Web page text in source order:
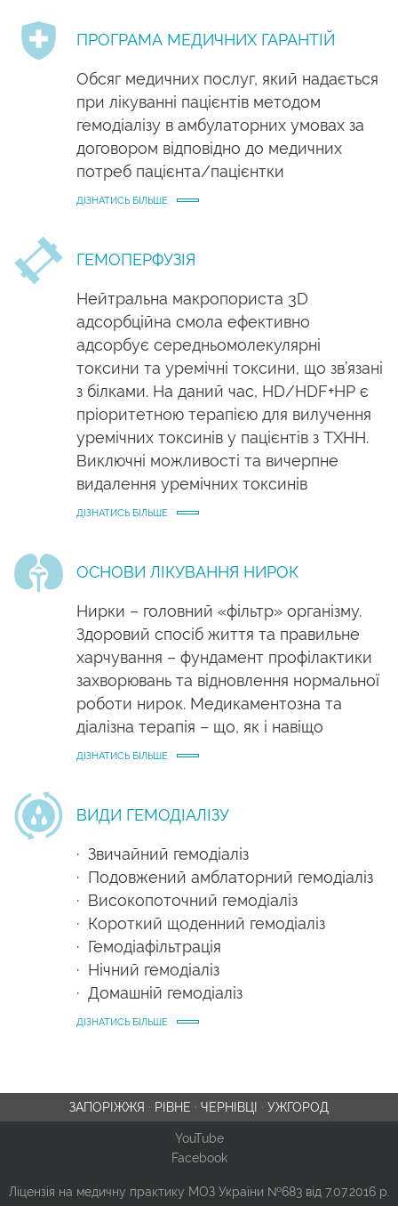
ПРОГРАМА МЕДИЧНИХ ГАРАНТІЙ
Обсяг медичних послуг, який надається
при лікуванні пацієнтів методом
гемодіалізу в амбулаторних умовах за
договором відповідно до медичних
потреб пацієнта/пацієнтки
ДІЗНАТИСЬ БІЛЬШЕ
ГЕМОПЕРФУЗІЯ
Нейтральна макропориста 3D
адсорбційна смола ефективно
адсорбує середньомолекулярні
токсини та уремічні токсини, що зв’язані
з білками. На даний час, HD/HDF+HP є
пріоритетною терапією для вилучення
уремічних токсинів у пацієнтів з ТХНН.
Виключні можливості та вичерпне
видалення уремічних токсинів
ДІЗНАТИСЬ БІЛЬШЕ
ОСНОВИ ЛІКУВАННЯ НИРОК
Нирки – головний «фільтр» організму.
Здоровий спосіб життя та правильне
харчування – фундамент профілактики
захворювань та відновлення нормальної
роботи нирок. Медикаментозна та
діалізна терапія – що, як і навіщо
ДІЗНАТИСЬ БІЛЬШЕ
ВИДИ ГЕМОДІАЛІЗУ
· Звичайний гемодіаліз
· Подовжений амблаторний гемодіаліз
· Високопоточний гемодіаліз
· Короткий щоденний гемодіаліз
· Гемодіафільтрація
· Нічний гемодіаліз
· Домашній гемодіаліз
ДІЗНАТИСЬ БІЛЬШЕ
ЗАПОРІЖЖЯ · РІВНЕ · ЧЕРНІВЦІ · УЖГОРОД
YouTube
Facebook
Ліцензія на медичну практику МОЗ України №683 від 7.07.2016 р.